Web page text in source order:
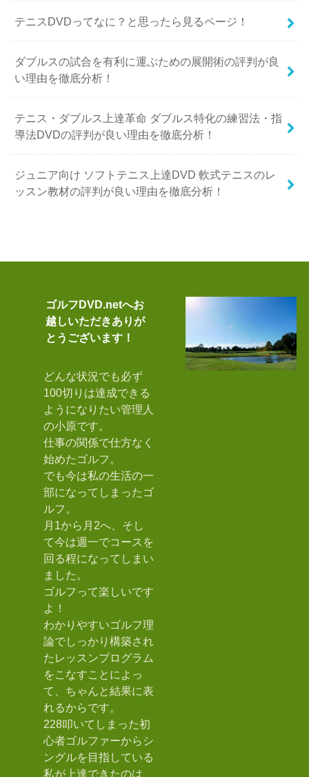
テニスDVDってなに？と思ったら見るページ！
ダブルスの試合を有利に運ぶための展開術の評判が良
い理由を徹底分析！
テニス・ダブルス上達革命 ダブルス特化の練習法・指
導法DVDの評判が良い理由を徹底分析！
ジュニア向け ソフトテニス上達DVD 軟式テニスのレ
ッスン教材の評判が良い理由を徹底分析！
ゴルフDVD.netへお
越しいただきありが
とうございます！
どんな状況でも必ず
100切りは達成できる
ようになりたい管理人
の小原です。
仕事の関係で仕方なく
始めたゴルフ。
でも今は私の生活の一
部になってしまったゴ
ルフ。
月1から月2へ、そし
て今は週一でコースを
回る程になってしまい
ました。
ゴルフって楽しいです
よ！
わかりやすいゴルフ理
論でしっかり構築され
たレッスンプログラム
をこなすことによっ
て、ちゃんと結果に表
れるからです。
228叩いてしまった初
心者ゴルファーからシ
ングルを目指している
私が上達できたのは、